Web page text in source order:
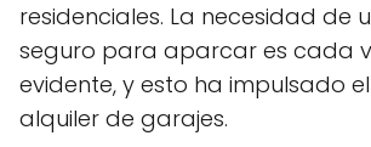
residenciales. La necesidad de
seguro para aparcar es cada
evidente, y esto ha impulsado
alquiler de garajes.